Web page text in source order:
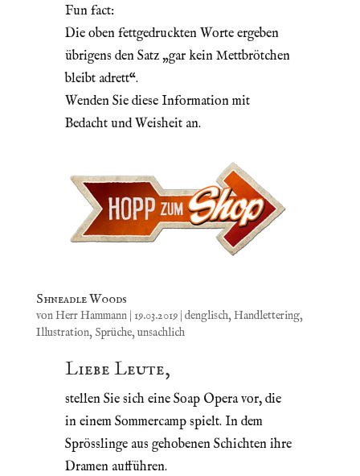
Fun fact:
Die oben fettgedruckten Worte ergeben
übrigens den Satz „gar kein Mettbrötchen
bleibt adrett“.
Wenden Sie diese Information mit
Bedacht und Weisheit an.
Shneadle Woods
vonHerr Hammann| 19.03.2019| denglisch,Handlettering,
Illustration, Sprüche,unsachlich
Liebe Leute,
stellen Sie sich eine Soap Opera vor, die
in einem Sommercamp spielt. In dem
Sprösslinge aus gehobenen Schichten ihre
Dramen aufführen.